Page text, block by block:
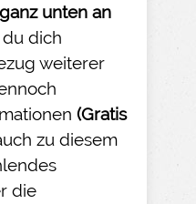
unten an
dich
weiterer
(Gratis
zu diesem
die